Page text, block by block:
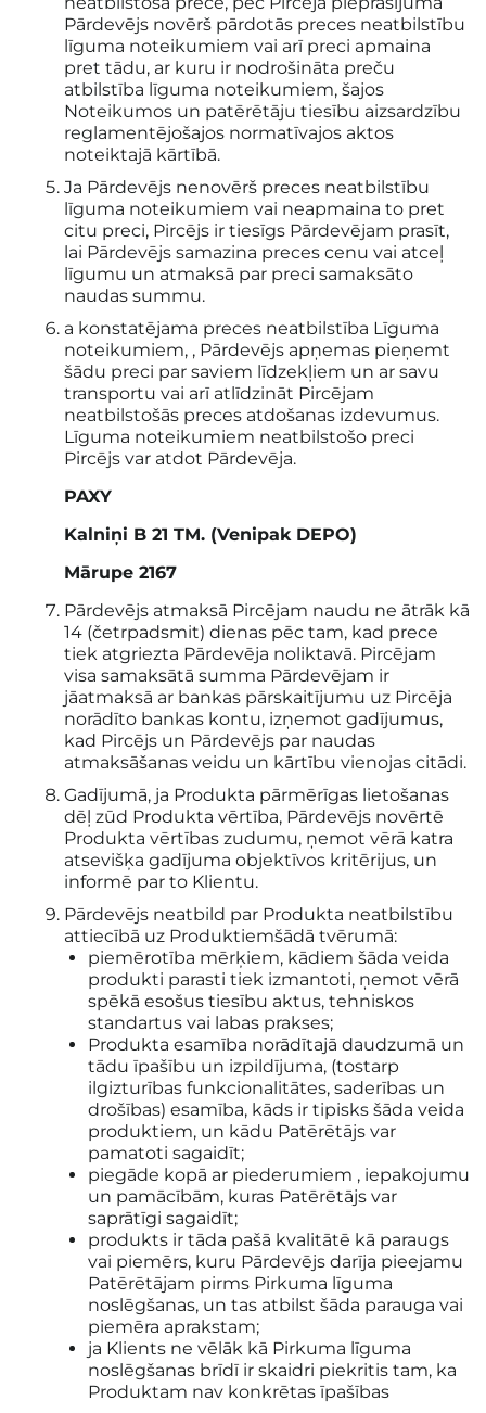
Pārdevējs novērš pārdotās preces neatbilstību
līguma noteikumiem vai arī preci apmaina
pret tādu, ar kuru ir nodrošināta preču
atbilstība līguma noteikumiem, šajos
Noteikumos un patērētāju tiesību aizsardzību
reglamentējošajos normatīvajos aktos
noteiktajā kārtībā.
Ja Pārdevējs nenovērš preces neatbilstību
līguma noteikumiem vai neapmaina to pret
citu preci, Pircējs ir tiesīgs Pārdevējam prasīt,
lai Pārdevējs samazina preces cenu vai atceļ
līgumu un atmaksā par preci samaksāto
naudas summu.
a konstatējama preces neatbilstība Līguma
noteikumiem, , Pārdevējs apņemas pieņemt
šādu preci par saviem līdzekļiem un ar savu
transportu vai arī atlīdzināt Pircējam
neatbilstošās preces atdošanas izdevumus.
Līguma noteikumiem neatbilstošo preci
Pircējs var atdot Pārdevēja.
PAXY
Kalniņi B 21 TM. (Venipak DEPO)
Mārupe 2167
Pārdevējs atmaksā Pircējam naudu ne ātrāk kā
14 (četrpadsmit) dienas pēc tam, kad prece
tiek atgriezta Pārdevēja noliktavā. Pircējam
visa samaksātā summa Pārdevējam ir
jāatmaksā ar bankas pārskaitījumu uz Pircēja
norādīto bankas kontu, izņemot gadījumus,
kad Pircējs un Pārdevējs par naudas
atmaksāšanas veidu un kārtību vienojas citādi.
Gadījumā, ja Produkta pārmērīgas lietošanas
dēļ zūd Produkta vērtība, Pārdevējs novērtē
Produkta vērtības zudumu, ņemot vērā katra
atsevišķa gadījuma objektīvos kritērijus, un
informē par to Klientu.
Pārdevējs neatbild par Produkta neatbilstību
attiecībā uz Produktiemšādā tvērumā:
piemērotība mērķiem, kādiem šāda veida
produkti parasti tiek izmantoti, ņemot vērā
spēkā esošus tiesību aktus, tehniskos
standartus vai labas prakses;
Produkta esamība norādītajā daudzumā un
tādu īpašību un izpildījuma, (tostarp
ilgizturības funkcionalitātes, saderības un
drošības) esamība, kāds ir tipisks šāda veida
produktiem, un kādu Patērētājs var
pamatoti sagaidīt;
piegāde kopā ar piederumiem , iepakojumu
un pamācībām, kuras Patērētājs var
saprātīgi sagaidīt;
produkts ir tāda pašā kvalitātē kā paraugs
vai piemērs, kuru Pārdevējs darīja pieejamu
Patērētājam pirms Pirkuma līguma
noslēgšanas, un tas atbilst šāda parauga vai
piemēra aprakstam;
ja Klients ne vēlāk kā Pirkuma līguma
noslēgšanas brīdī ir skaidri piekritis tam, ka
Produktam nav konkrētas īpašības